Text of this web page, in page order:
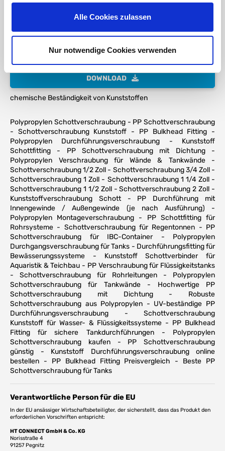
Alle Cookies zulassen
Nur notwendige Cookies verwenden
Polypropylen PP Temperatur-/ Druckdiagramm
DOWNLOAD
DOWNLOAD
chemische Beständigkeit von Kunststoffen
Polypropylen Schottverschraubung - PP Schottverschraubung
- Schottverschraubung Kunststoff - PP Bulkhead Fitting -
Polypropylen Durchführungsverschraubung - Kunststoff
Schottfitting - PP Schottverschraubung mit Dichtung -
Polypropylen Verschraubung für Wände & Tankwände -
Schottverschraubung 1/2 Zoll - Schottverschraubung 3/4 Zoll -
Schottverschraubung 1 Zoll - Schottverschraubung 1 1/4 Zoll -
Schottverschraubung 1 1/2 Zoll - Schottverschraubung 2 Zoll -
Kunststoffverschraubung Schott - PP Durchführung mit
Innengewinde / Außengewinde (je nach Ausführung) -
Polypropylen Montageverschraubung - PP Schottfitting für
Rohrsysteme - Schottverschraubung für Regentonnen - PP
Schottverschraubung für IBC-Container - Polypropylen
Durchgangsverschraubung für Tanks - Durchführungsfitting für
Bewässerungssysteme - Kunststoff Schottverbinder für
Aquaristik & Teichbau - PP Verschraubung für Flüssigkeitstanks
- Schottverschraubung für Rohrleitungen - Polypropylen
Schottverschraubung für Tankwände - Hochwertige PP
Schottverschraubung mit Dichtung - Robuste
Schottverschraubung aus Polypropylen - UV-beständige PP
Durchführungsverschraubung - Schottverschraubung
Kunststoff für Wasser- & Flüssigkeitssysteme - PP Bulkhead
Fitting für sichere Tankdurchführungen - Polypropylen
Schottverschraubung kaufen - PP Schottverschraubung
günstig - Kunststoff Durchführungsverschraubung online
bestellen - PP Bulkhead Fitting Preisvergleich - Beste PP
Schottverschraubung für Tanks
Verantwortliche Person für die EU
In der EU ansässiger Wirtschaftsbeteiligter, der sicherstellt, dass das Produkt den
erforderlichen Vorschriften entspricht:
HT CONNECT GmbH & Co. KG
Norisstraße 4
91257 Pegnitz